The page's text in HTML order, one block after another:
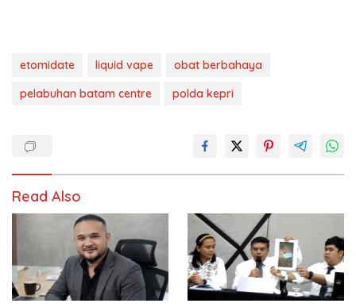
etomidate liquid vape
obat berbahaya
pelabuhan batam centre
polda kepri
Read Also